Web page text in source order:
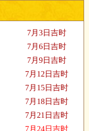
7月3日吉时
7月6日吉时
7月9日吉时
7月12日吉时
7月15日吉时
7月18日吉时
7月21日吉时
7月24日吉时